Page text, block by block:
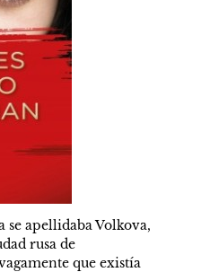
se apellidaba Volkova,
rusa de
que existía